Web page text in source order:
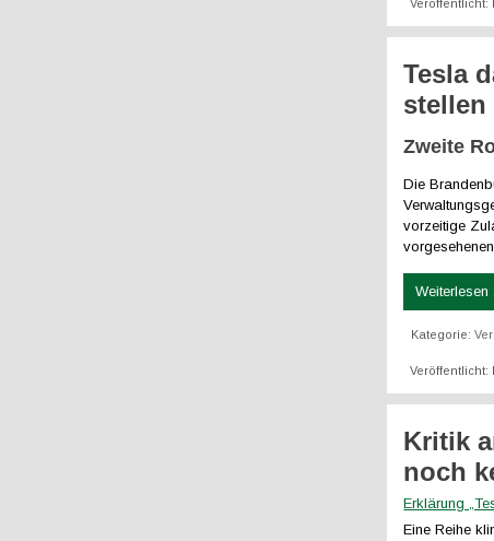
Veröffentlicht:
Tesla
stellen
Zweite
Die
vorzeitige
Weiterlesen
Kategorie:
Veröffentlicht:
Kritik
noch
Erklärung
Eine Reihe